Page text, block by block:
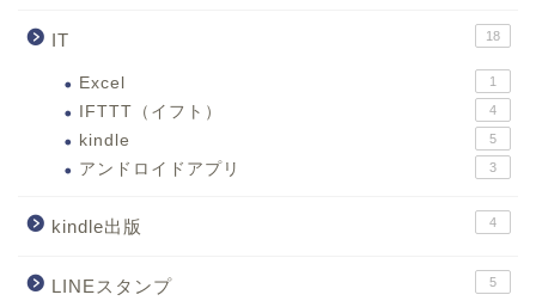
IT 18
Excel 1
IFTTT（イフト） 4
kindle 5
アンドロイドアプリ 3
kindle出版 4
LINEスタンプ 5